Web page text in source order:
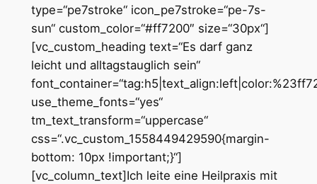
type=“pe7stroke“ icon_pe7stroke=“pe-7s-
sun“ custom_color=“#ff7200″ size=“30px“]
[vc_custom_heading text=“Es darf ganz
leicht und alltagstauglich sein“
use_theme_fonts=“yes“
tm_text_transform=“uppercase“
css=“.vc_custom_1558449429590{margin-
bottom: 10px !important;}“]
[vc_column_text]Ich leite eine Heilpraxis mit